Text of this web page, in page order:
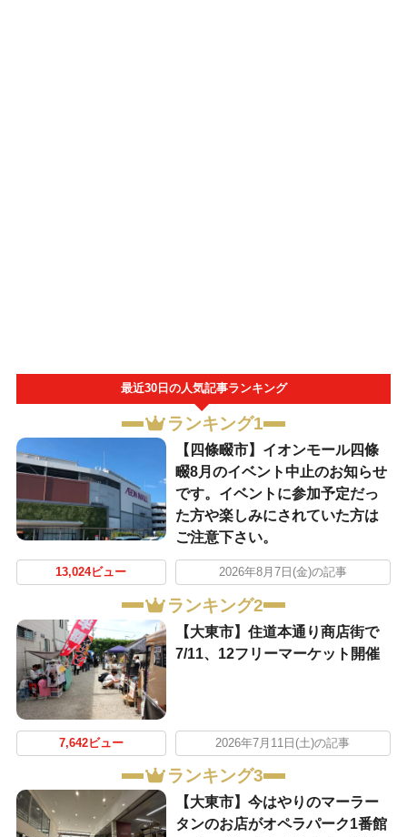
最近30日の人気記事ランキング
ランキング1
【四條畷市】イオンモール四條
畷8月のイベント中止のお知らせ
です。イベントに参加予定だっ
た方や楽しみにされていた方は
ご注意下さい。
13,024ビュー 2026年8月7日(金)の記事
ランキング2
【大東市】住道本通り商店街で
7/11、12フリーマーケット開催
7,642ビュー 2026年7月11日(土)の記事
ランキング3
【大東市】今はやりのマーラー
タンのお店がオペラパーク1番館